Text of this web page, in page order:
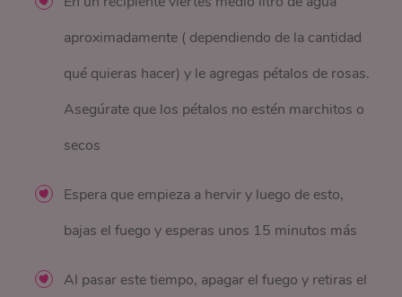
aproximadamente ( dependiendo de la cantidad
qué quieras hacer) y le agregas pétalos de rosas.
Asegúrate que los pétalos no estén marchitos o
secos
Espera que empieza a hervir y luego de esto,
bajas el fuego y esperas unos 15 minutos más
Al pasar este tiempo, apagar el fuego y retiras el